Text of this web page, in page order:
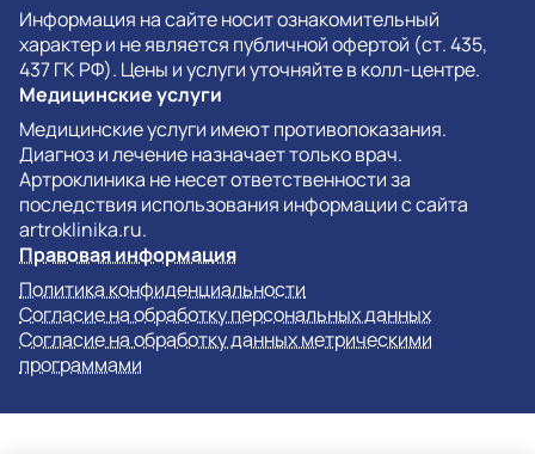
Информация на сайте носит ознакомительный
характер и не является публичной офертой (ст. 435,
437 ГК РФ). Цены и услуги уточняйте в колл-центре.
Медицинские услуги
Медицинские услуги имеют противопоказания.
Диагноз и лечение назначает только врач.
Артроклиника не несет ответственности за
последствия использования информации с сайта
artroklinika.ru.
Правовая информация
Политика конфиденциальности
Согласие на обработку персональных данных
Согласие на обработку данных метрическими
программами